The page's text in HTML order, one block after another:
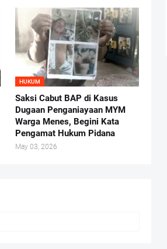
HUKUM
Saksi Cabut BAP di Kasus
Dugaan Penganiayaan MYM
Warga Menes, Begini Kata
Pengamat Hukum Pidana
May 03, 2026